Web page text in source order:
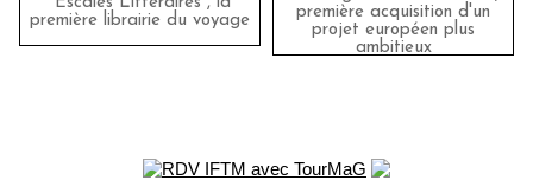
première librairie du voyage
première acquisition d'un
projet européen plus
ambitieux